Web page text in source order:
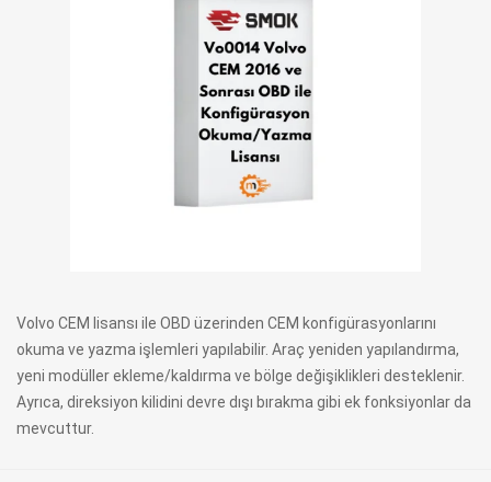
Volvo CEM lisansı ile OBD üzerinden CEM konfigürasyonlarını
okuma ve yazma işlemleri yapılabilir. Araç yeniden yapılandırma,
yeni modüller ekleme/kaldırma ve bölge değişiklikleri desteklenir.
Ayrıca, direksiyon kilidini devre dışı bırakma gibi ek fonksiyonlar da
mevcuttur.